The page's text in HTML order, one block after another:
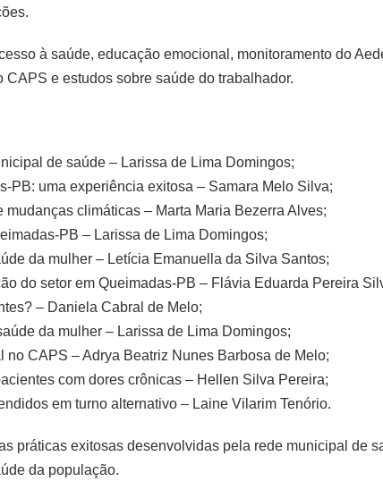
à saúde, educação emocional, monitoramento do
e estudos sobre saúde do trabalhador.
de saúde – Larissa de Lima Domingos;
PB: uma experiência exitosa – Samara Melo Silva;
climáticas – Marta Maria Bezerra Alves;
PB – Larissa de Lima Domingos;
da mulher – Letícia Emanuella da Silva Santos;
do setor em Queimadas-PB – Flávia Eduarda Pereira
– Daniela Cabral de Melo;
da mulher – Larissa de Lima Domingos;
CAPS – Adrya Beatriz Nunes Barbosa de Melo;
com dores crônicas – Hellen Silva Pereira;
em turno alternativo – Laine Vilarim Tenório.
práticas exitosas desenvolvidas pela rede municipal de
da população.